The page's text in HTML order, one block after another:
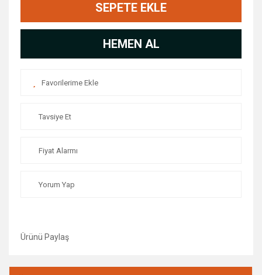
SEPETE EKLE
HEMEN AL
Tavsiye Et
Fiyat Alarmı
Yorum Yap
Ürünü Paylaş